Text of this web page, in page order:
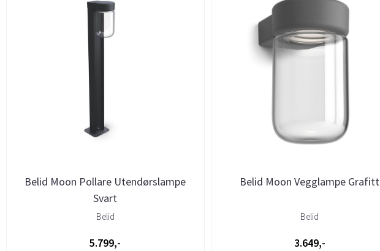
Belid Moon Pollare Utendørslampe
Svart
Belid
5.799,-
Belid Moon Vegglampe Grafitt
Belid
3.649,-